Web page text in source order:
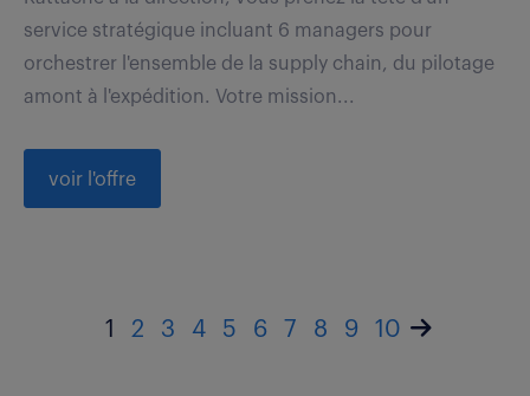
service stratégique incluant 6 managers pour
orchestrer l'ensemble de la supply chain, du pilotage
amont à l'expédition. Votre mission...
voir l'offre
1 2 3 4 5 6 7 8 9 10